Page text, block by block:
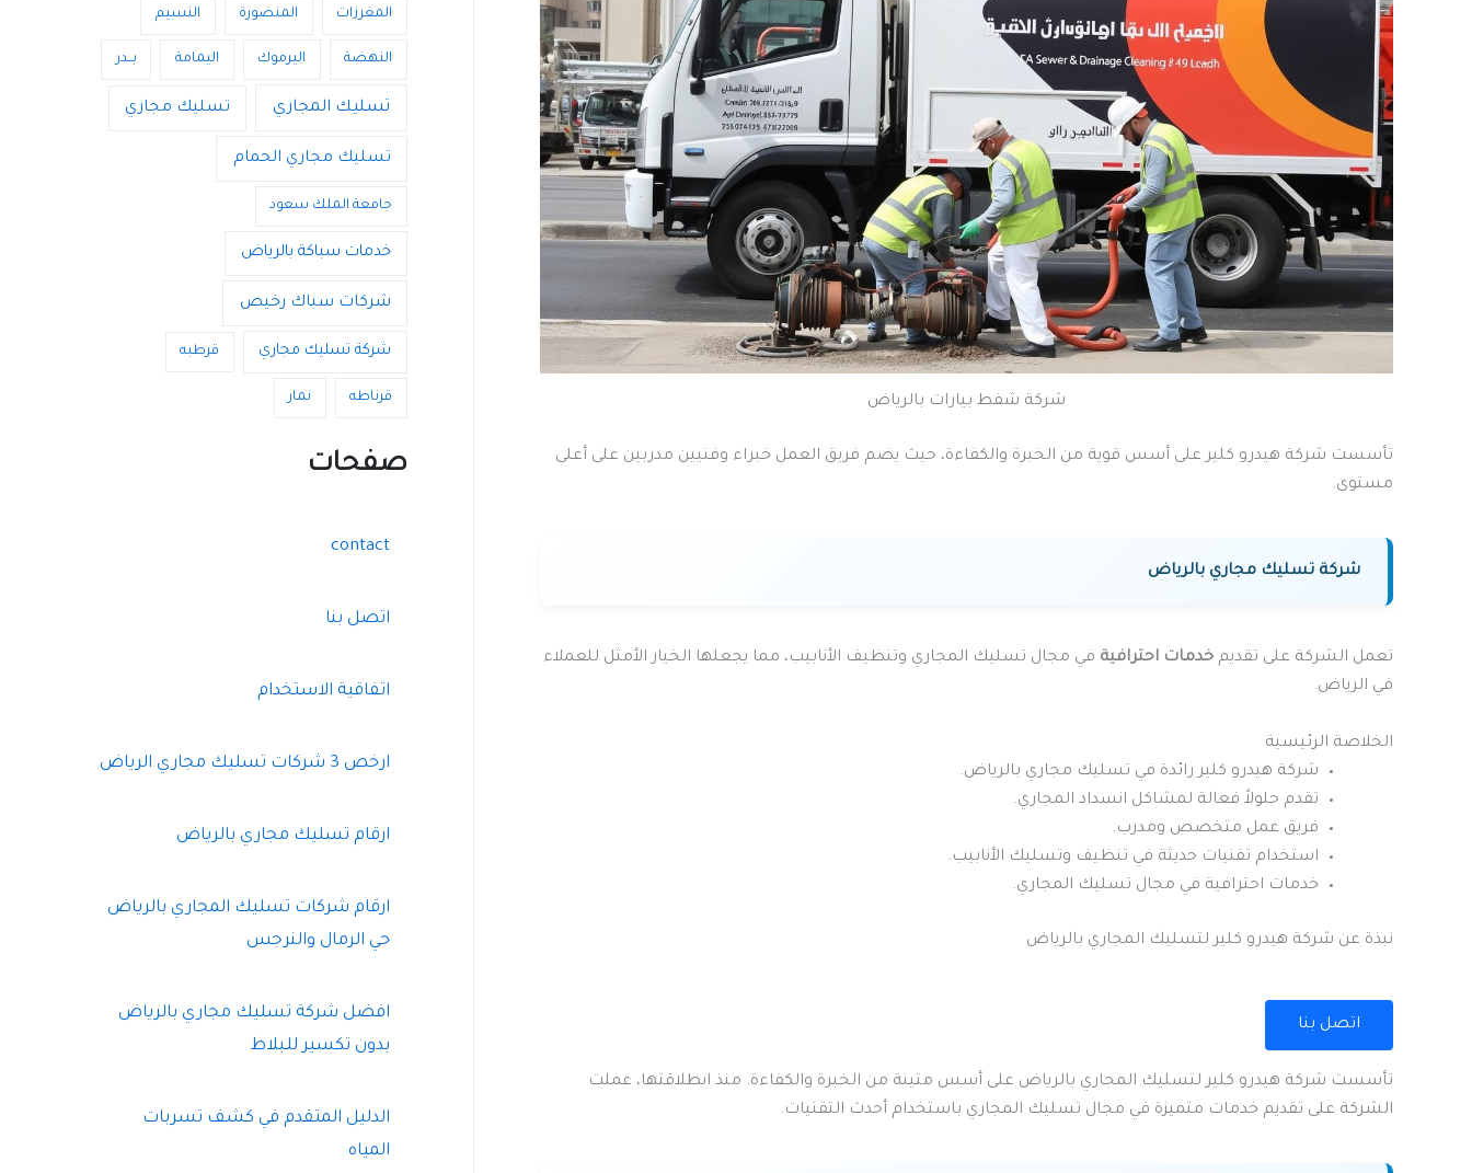
شركة شفط بيارات بالرياض
تأسست شركة هيدرو كلير على أسس قوية من الخبرة والكفاءة، حيث يضم فريق العمل خبراء وفنيين مدربين على أعلى
مستوى.
شركة تسليك مجاري بالرياض
تعمل الشركة على تقديم خدمات احترافية في مجال تسليك المجاري وتنظيف الأنابيب، مما يجعلها الخيار الأمثل للعملاء
في الرياض.
الخلاصة الرئيسية
شركة هيدرو كلير رائدة في تسليك مجاري بالرياض.
تقدم حلولاً فعالة لمشاكل انسداد المجاري.
فريق عمل متخصص ومدرب.
استخدام تقنيات حديثة في تنظيف وتسليك الأنابيب.
خدمات احترافية في مجال تسليك المجاري.
نبذة عن شركة هيدرو كلير لتسليك المجاري بالرياض
اتصل بنا
تأسست شركة هيدرو كلير لتسليك المجاري بالرياض على أسس متينة من الخبرة والكفاءة. منذ انطلاقتها، عملت
الشركة على تقديم خدمات متميزة في مجال تسليك المجاري باستخدام أحدث التقنيات.
المغرزات المنصورة النسيم
النهضة اليرموك اليمامة بــدر
تسليك المجاري تسليك مجاري
تسليك مجاري الحمام
جامعة الملك سعود
خدمات سباكة بالرياض
شركات سباك رخيص
شركة تسليك مجاري قرطبه
قرناطه نمار
صفحات
contact
اتصل بنا
اتفاقية الاستخدام
ارخص 3 شركات تسليك مجاري الرياض
ارقام تسليك مجاري بالرياض
ارقام شركات تسليك المجاري بالرياض
حي الرمال والنرجس
افضل شركة تسليك مجاري بالرياض
بدون تكسير للبلاط
الدليل المتقدم في كشف تسربات
المياه